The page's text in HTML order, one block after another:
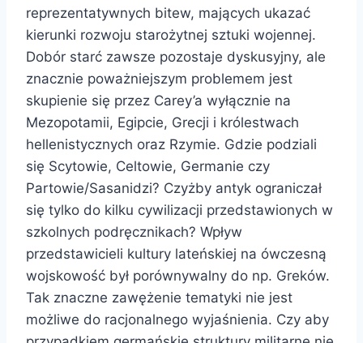
reprezentatywnych bitew, mających ukazać
kierunki rozwoju starożytnej sztuki wojennej.
Dobór starć zawsze pozostaje dyskusyjny, ale
znacznie poważniejszym problemem jest
skupienie się przez Carey’a wyłącznie na
Mezopotamii, Egipcie, Grecji i królestwach
hellenistycznych oraz Rzymie. Gdzie podziali
się Scytowie, Celtowie, Germanie czy
Partowie/Sasanidzi? Czyżby antyk ograniczał
się tylko do kilku cywilizacji przedstawionych w
szkolnych podręcznikach? Wpływ
przedstawicieli kultury lateńskiej na ówczesną
wojskowość był porównywalny do np. Greków.
Tak znaczne zawężenie tematyki nie jest
możliwe do racjonalnego wyjaśnienia. Czy aby